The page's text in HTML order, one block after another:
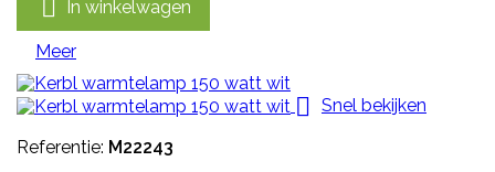
 In winkelwagen
Meer

Snel bekijken
Referentie: M22243